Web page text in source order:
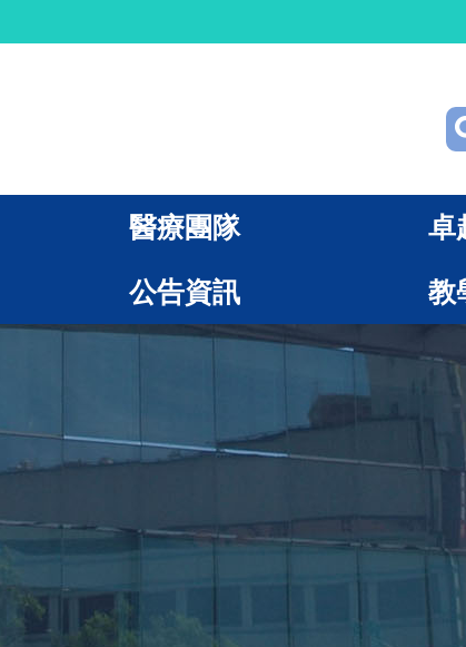
醫療團隊 卓
公告資訊 教